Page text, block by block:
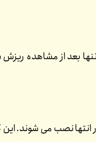
بعد از مشاهده ریزش
نصب می شوند.